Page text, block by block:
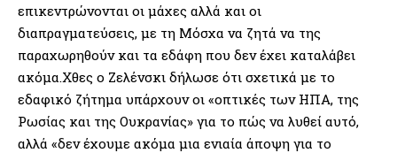
επικεντρώνονται οι μάχες αλλά και οι
διαπραγματεύσεις, με τη Μόσχα να ζητά να της
παραχωρηθούν και τα εδάφη που δεν έχει καταλάβει
ακόμα.Χθες ο Ζελένσκι δήλωσε ότι σχετικά με το
εδαφικό ζήτημα υπάρχουν οι «οπτικές των ΗΠΑ, της
Ρωσίας και της Ουκρανίας» για το πώς να λυθεί αυτό,
αλλά «δεν έχουμε ακόμα μια ενιαία άποψη για το